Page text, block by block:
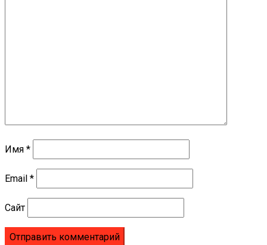
Имя *
Email *
Сайт